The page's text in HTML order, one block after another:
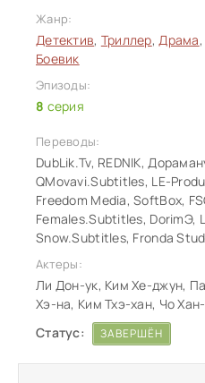
Жанр:
Детектив, Триллер,Драма,
Боевик
Эпизоды:
8 серия
Переводы:
DubLik.Tv, REDNIK,
QMovavi.Subtitles, LE-
Freedom Media, SoftBox,
Females.Subtitles, DorimЭ,
Snow.Subtitles, Fronda
Актеры:
Ли Дон-ук, Ким Хе-джун,
Хэ-на, Ким Тхэ-хан, Чо
Статус:
ЗАВЕРШЁН